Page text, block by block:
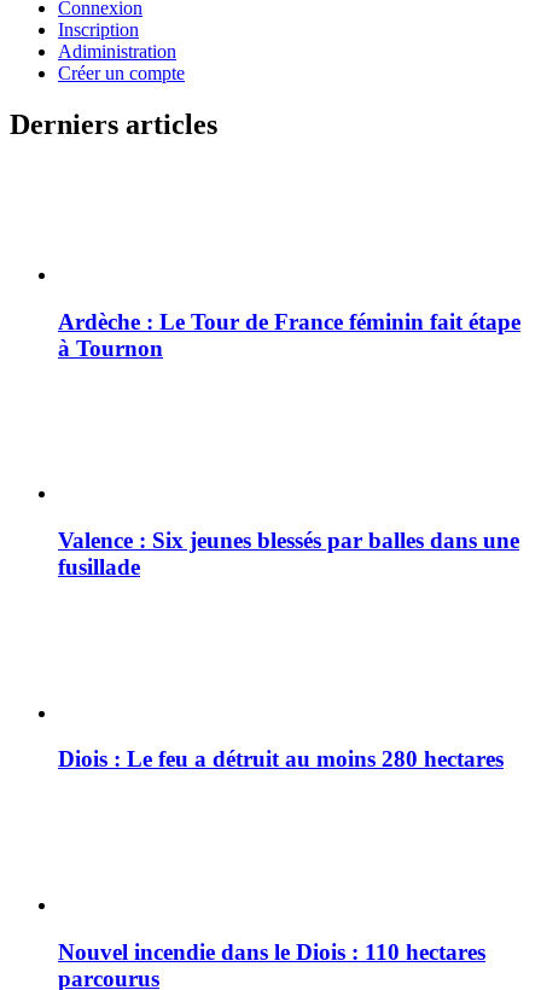
Connexion
Inscription
Adiministration
Créer un compte
Derniers articles
Ardèche : Le Tour de France féminin fait étape
à Tournon
Valence : Six jeunes blessés par balles dans une
fusillade
Diois : Le feu a détruit au moins 280 hectares
Nouvel incendie dans le Diois : 110 hectares
parcourus